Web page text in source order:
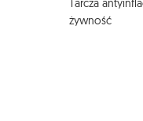
Tarcza
żywność